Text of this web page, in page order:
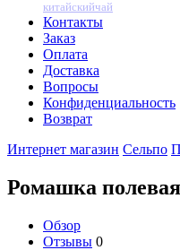
китайскийчай
Контакты
Заказ
Оплата
Доставка
Вопросы
Конфиденциальность
Возврат
Интернет магазин Сельпо
Ромашка
Обзор
Отзывы 0